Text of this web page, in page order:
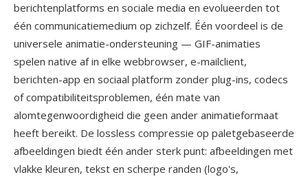
berichtenplatforms en sociale media en evolueerden tot
één communicatiemedium op zichzelf. Één voordeel is de
universele animatie-ondersteuning — GIF-animaties
spelen native af in elke webbrowser, e-mailclient,
berichten-app en sociaal platform zonder plug-ins, codecs
of compatibiliteitsproblemen, één mate van
alomtegenwoordigheid die geen ander animatieformaat
heeft bereikt. De lossless compressie op paletgebaseerde
afbeeldingen biedt één ander sterk punt: afbeeldingen met
vlakke kleuren, tekst en scherpe randen (logo's,